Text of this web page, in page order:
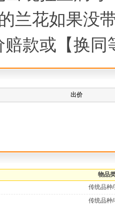
兰花如果没
赔款或【换同
出价
物品
传统品种
传统品种